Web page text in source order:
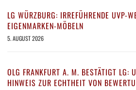
LG WÜRZBURG: IRREFÜHRENDE UVP-
EIGENMARKEN-MÖBELN
5. AUGUST 2026
OLG FRANKFURT A. M. BESTÄTIGT LG:
HINWEIS ZUR ECHTHEIT VON